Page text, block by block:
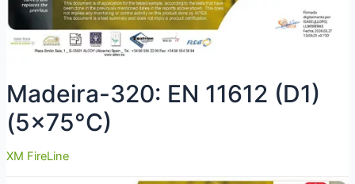
Madeira-320: EN 11612 (D1)
(5×75°C)
XM FireLine